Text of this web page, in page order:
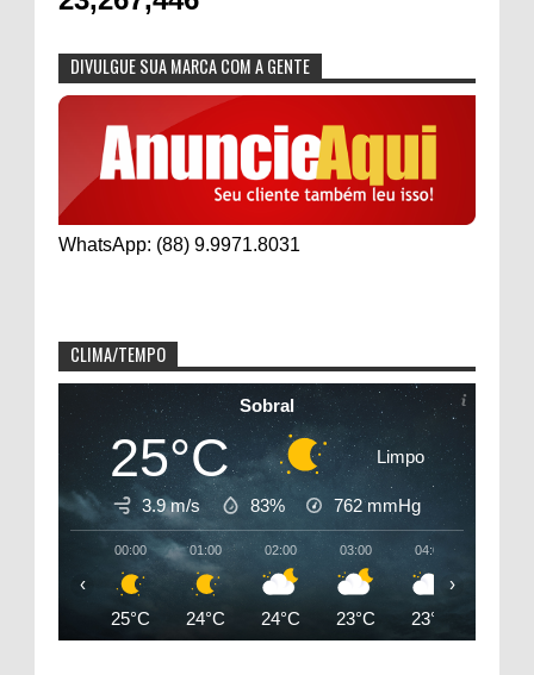
DIVULGUE SUA MARCA COM A GENTE
WhatsApp: (88) 9.9971.8031
CLIMA/TEMPO
Sobral
25°C Limpo
3.9 m/s 83% 762mmHg
00:00
25°C
01:00
24°C
02:00
24°C
03:00
23°C
04:00
23°C
‹ ›